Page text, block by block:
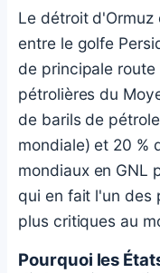
Le détroit
entre le golfe
de principale
pétrolières du
de barils de
mondiale) et 20 %
mondiaux en GNL
qui en fait l'un des
plus critiques au
Pourquoi les